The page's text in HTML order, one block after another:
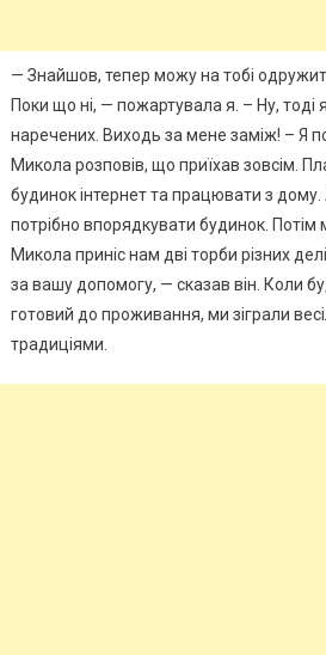
— Знайшов, тепер можу на тобі
Поки що ні, — пожартувала я. – Ну, тоді
наречених. Виходь за мене заміж! – Я
Микола розповів, що приїхав зовсім.
будинок інтернет та працювати з
потрібно впорядкувати будинок. Потім
Микола приніс нам дві торби різних
за вашу допомогу, — сказав він. Коли
готовий до проживання, ми зіграли
традиціями.